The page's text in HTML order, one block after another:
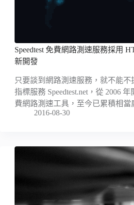
Speedtest 免費網路測速服務採用
新開發
只要談到網路測速服務，就不能不
指標服務 Speedtest.net，從 2006
費網路測速工具，至今已累積相
2016-08-30